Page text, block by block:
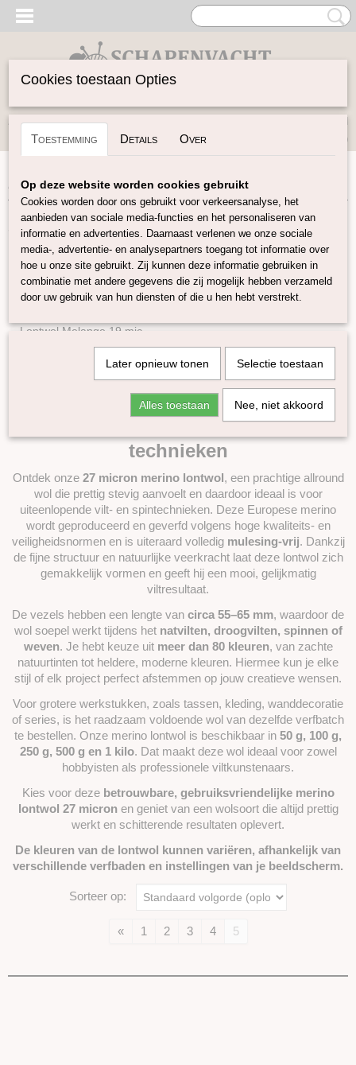
Inloggen Registreren
(0)
Home>Spinwol>Gekleurde Lontwol 27/23 mic
Spinwol
Lontwol Natuurlijke kleuren
Lontwol gekleurd 14,5 mic
Lontwol Melange 19 mic
Lontwol 19 mic/zijde melange
Gekleurde Lontwol 27/23 mic
Lontwol Corriedale gekleurd
Lontwol Shetland gekleurd
Melange Blue Faced Leicester lontwol
Alpaca in lont
Diverse
Batts
Sokkenwol
Kleurenset
Zijde Producten
Dierlijke vezels overige
Kunststof vezels
Haak en Breinaalden
Wol wasmiddel
Vulling
27 micron merino lontwol –
veelzijdige wol voor creatieve
technieken
Ontdek onze 27 micron merino lontwol, een prachtige allround
wol die prettig stevig aanvoelt en daardoor ideaal is voor
uiteenlopende vilt- en spintechnieken. Deze Europese merino
wordt geproduceerd en geverfd volgens hoge kwaliteits- en
veiligheidsnormen en is uiteraard volledig mulesing-vrij. Dankzij
de fijne structuur en natuurlijke veerkracht laat deze lontwol zich
gemakkelijk vormen en geeft hij een mooi, gelijkmatig
viltresultaat.
De vezels hebben een lengte van circa 55–65 mm, waardoor de
wol soepel werkt tijdens het natvilten, droogvilten, spinnen of
weven. Je hebt keuze uit meer dan 80 kleuren, van zachte
natuurtinten tot heldere, moderne kleuren. Hiermee kun je elke
stijl of elk project perfect afstemmen op jouw creatieve wensen.
Voor grotere werkstukken, zoals tassen, kleding, wanddecoratie
of series, is het raadzaam voldoende wol van dezelfde verfbatch
te bestellen. Onze merino lontwol is beschikbaar in 50 g, 100 g,
250 g, 500 g en 1 kilo. Dat maakt deze wol ideaal voor zowel
hobbyisten als professionele viltkunstenaars.
Kies voor deze betrouwbare, gebruiksvriendelijke merino
lontwol 27 micron en geniet van een wolsoort die altijd prettig
werkt en schitterende resultaten oplevert.
De kleuren van de lontwol kunnen variëren, afhankelijk van
verschillende verfbaden en instellingen van je beeldscherm.
Sorteer op:
« 1 2 3 4 5
Cookies toestaan Opties
Toestemming Details Over
Op deze website worden cookies gebruikt
Cookies worden door ons gebruikt voor verkeersanalyse, het
aanbieden van sociale media-functies en het personaliseren van
informatie en advertenties. Daarnaast verlenen we onze sociale
media-, advertentie- en analysepartners toegang tot informatie over
hoe u onze site gebruikt. Zij kunnen deze informatie gebruiken in
combinatie met andere gegevens die zij mogelijk hebben verzameld
door uw gebruik van hun diensten of die u hen hebt verstrekt.
Later opnieuw tonen Selectie toestaan
Alles toestaan Nee, niet akkoord